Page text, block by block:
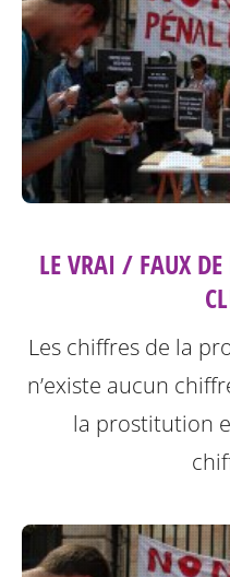
LE VRAI / FAUX
Les chiffres de la
n’existe aucun
la prostitution